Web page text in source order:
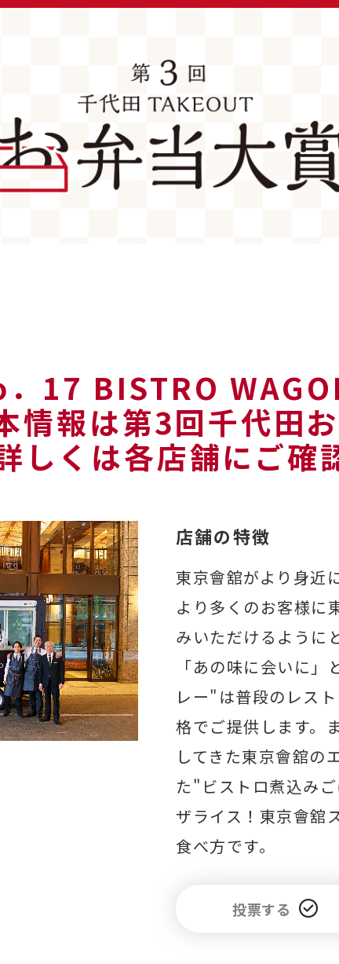
17 BISTRO
報は第3回千代田
しくは各店舗にご確
店舗の特徴
東京會舘がより身近
より多くのお客様に
みいただけるように
「あの味に会いに
レー"は普段のレス
格でご提供します。
してきた東京會舘の
た"ビストロ煮込み
ザライス！東京會舘
食べ方です。
投票する